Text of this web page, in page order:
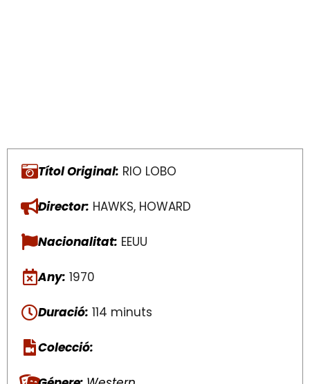
Títol Original: RIO LOBO
Director: HAWKS, HOWARD
Nacionalitat: EEUU
Any: 1970
Duració: 114 minuts
Colecció: